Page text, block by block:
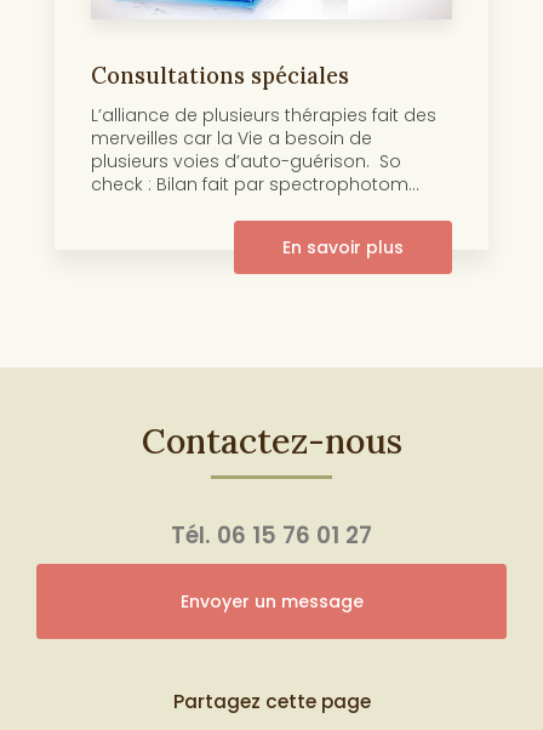
Consultations spéciales
L’alliance de plusieurs thérapies fait des
merveilles car la Vie a besoin de
plusieurs voies d’auto-guérison. So
check : Bilan fait par spectrophotom...
En savoir plus
Contactez-nous
Tél. 06 15 76 01 27
Envoyer un message
Partagez cette page